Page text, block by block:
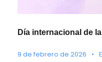
Día internacional de
9 de febrero de 2026 •